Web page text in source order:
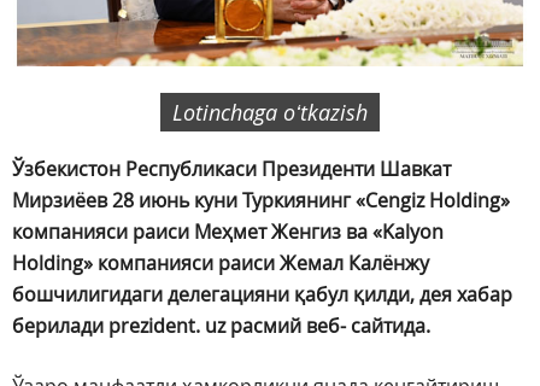
Lotinchaga oʻtkazish
Ўзбекистон Республикаси Президенти Шавкат
Мирзиёев 28 июнь куни Туркиянинг «Cengiz Holding»
компанияси раиси Меҳмет Женгиз ва «Kalyon
Holding» компанияси раиси Жемал Калёнжу
бошчилигидаги делегацияни қабул қилди, дея хабар
берилади prezident. uz расмий веб- сайтида.